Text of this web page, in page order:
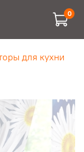
0
для кухни